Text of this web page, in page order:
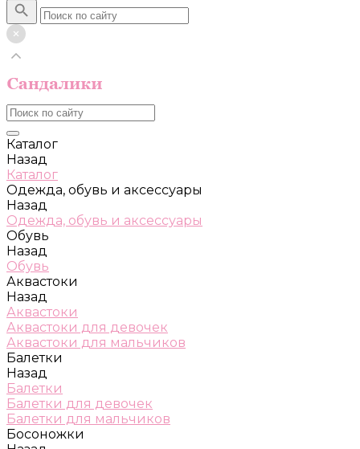
Каталог
Назад
Каталог
Одежда, обувь и аксессуары
Назад
Одежда, обувь и аксессуары
Обувь
Назад
Обувь
Аквастоки
Назад
Аквастоки
Аквастоки для девочек
Аквастоки для мальчиков
Балетки
Назад
Балетки
Балетки для девочек
Балетки для мальчиков
Босоножки